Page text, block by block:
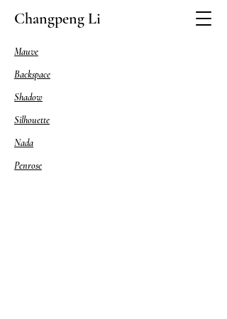
Changpeng Li
Mauve
Backspace
Shadow
​Silhouette
Nada
​Penrose